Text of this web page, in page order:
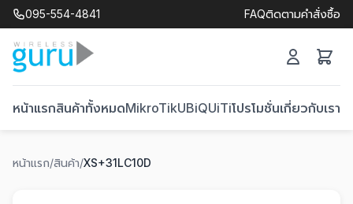
095-554-4841 FAQติดตามคำสั่งซื้อ
หน้าแรกสินค้าทั้งหมดMikroTikUBiQUiTiโปรโมชั่นเกี่ยวกับเรา
หน้าแรก/สินค้า/XS+31LC10D